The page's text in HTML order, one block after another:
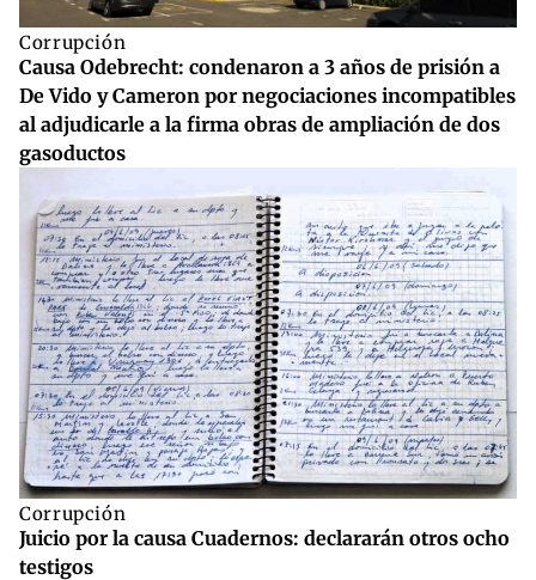
Corrupción
Causa Odebrecht: condenaron a 3 años de prisión a
De Vido y Cameron por negociaciones incompatibles
al adjudicarle a la firma obras de ampliación de dos
gasoductos
Corrupción
Juicio por la causa Cuadernos: declararán otros ocho
testigos